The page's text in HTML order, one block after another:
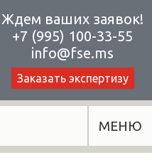
Ждем ваших заявок!
+7 (995) 100-33-55
info@fse.ms
Заказать экспертизу
МЕНЮ